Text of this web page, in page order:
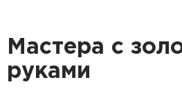
Мастера с
руками